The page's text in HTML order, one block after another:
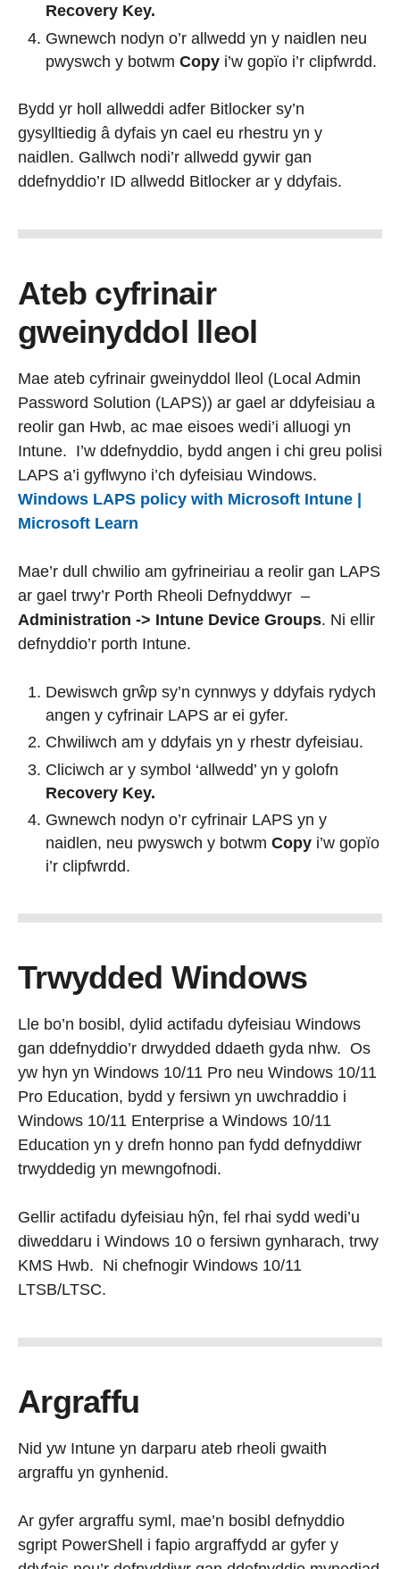
Recovery Key.
Gwnewch nodyn o’r allwedd yn y naidlen neu
pwyswch y botwm Copy i’w gopïo i’r clipfwrdd.
Bydd yr holl allweddi adfer Bitlocker sy’n
gysylltiedig â dyfais yn cael eu rhestru yn y
naidlen. Gallwch nodi’r allwedd gywir gan
ddefnyddio’r ID allwedd Bitlocker ar y ddyfais.
Ateb cyfrinair
gweinyddol lleol
Mae ateb cyfrinair gweinyddol lleol (Local Admin
Password Solution (LAPS)) ar gael ar ddyfeisiau a
reolir gan Hwb, ac mae eisoes wedi’i alluogi yn
Intune. I’w ddefnyddio, bydd angen i chi greu polisi
LAPS a’i gyflwyno i’ch dyfeisiau Windows.
Windows LAPS policy with Microsoft Intune |
Microsoft Learn
Mae’r dull chwilio am gyfrineiriau a reolir gan LAPS
ar gael trwy’r Porth Rheoli Defnyddwyr –
Administration -> Intune Device Groups. Ni ellir
defnyddio’r porth Intune.
Dewiswch grŵp sy’n cynnwys y ddyfais rydych
angen y cyfrinair LAPS ar ei gyfer.
Chwiliwch am y ddyfais yn y rhestr dyfeisiau.
Cliciwch ar y symbol ‘allwedd’ yn y golofn
Recovery Key.
Gwnewch nodyn o’r cyfrinair LAPS yn y
naidlen, neu pwyswch y botwm Copy i’w gopïo
i’r clipfwrdd.
Trwydded Windows
Lle bo’n bosibl, dylid actifadu dyfeisiau Windows
gan ddefnyddio’r drwydded ddaeth gyda nhw. Os
yw hyn yn Windows 10/11 Pro neu Windows 10/11
Pro Education, bydd y fersiwn yn uwchraddio i
Windows 10/11 Enterprise a Windows 10/11
Education yn y drefn honno pan fydd defnyddiwr
trwyddedig yn mewngofnodi.
Gellir actifadu dyfeisiau hŷn, fel rhai sydd wedi’u
diweddaru i Windows 10 o fersiwn gynharach, trwy
KMS Hwb. Ni chefnogir Windows 10/11
LTSB/LTSC.
Argraffu
Nid yw Intune yn darparu ateb rheoli gwaith
argraffu yn gynhenid.
Ar gyfer argraffu syml, mae’n bosibl defnyddio
sgript PowerShell i fapio argraffydd ar gyfer y